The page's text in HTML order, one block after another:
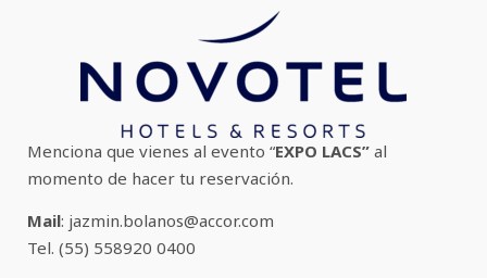
Menciona que vienes al evento “EXPO LACS” al
momento de hacer tu reservación.
Mail: jazmin.bolanos@accor.com
Tel. (55) 558920 0400